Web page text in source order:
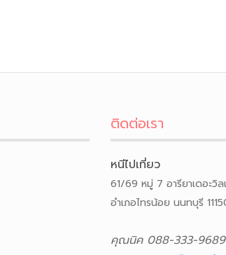
ติดต่อเรา
หนีไปเที่ยว
61/69 หมู่ 7 อารียาเดอะวิ
อำเภอไทรน้อย นนทบุรี
คุณนิค 088-333-9689